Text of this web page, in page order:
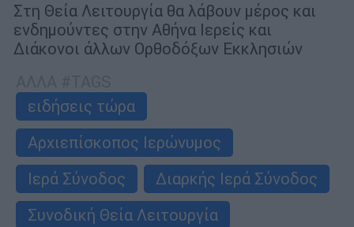
Στη Θεία Λειτουργία θα λάβουν μέρος και
ενδημούντες στην Αθήνα Ιερείς και
Διάκονοι άλλων Ορθοδόξων Εκκλησιών
ειδήσεις τώρα
Αρχιεπίσκοπος Ιερώνυμος
Ιερά Σύνοδος
Διαρκής Ιερά Σύνοδος
Συνοδική Θεία Λειτουργία